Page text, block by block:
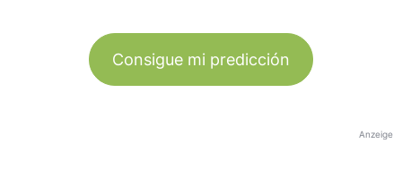
Consigue mi predicción
Anzeige